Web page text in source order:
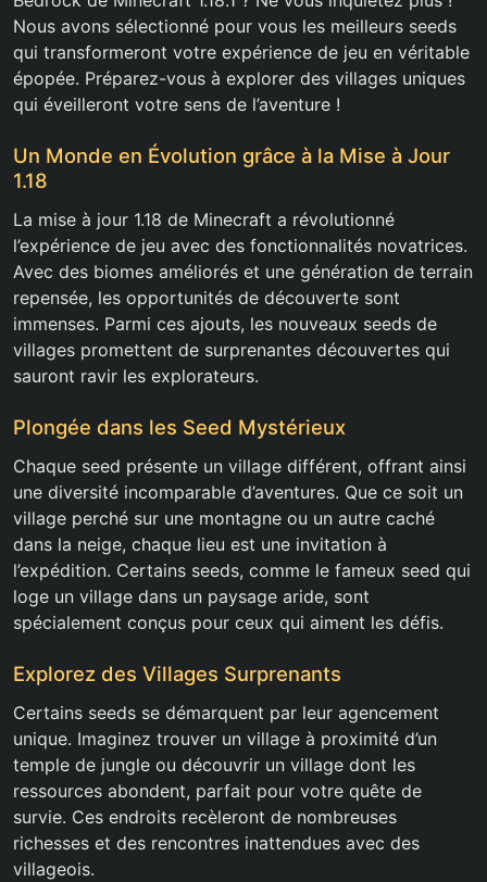
Nous avons sélectionné pour vous les meilleurs seeds
qui transformeront votre expérience de jeu en véritable
épopée. Préparez-vous à explorer des villages uniques
qui éveilleront votre sens de l’aventure !
Un Monde en Évolution grâce à la Mise à Jour
1.18
La mise à jour 1.18 de Minecraft a révolutionné
l’expérience de jeu avec des fonctionnalités novatrices.
Avec des biomes améliorés et une génération de terrain
repensée, les opportunités de découverte sont
immenses. Parmi ces ajouts, les nouveaux seeds de
villages promettent de surprenantes découvertes qui
sauront ravir les explorateurs.
Plongée dans les Seed Mystérieux
Chaque seed présente un village différent, offrant ainsi
une diversité incomparable d’aventures. Que ce soit un
village perché sur une montagne ou un autre caché
dans la neige, chaque lieu est une invitation à
l’expédition. Certains seeds, comme le fameux seed qui
loge un village dans un paysage aride, sont
spécialement conçus pour ceux qui aiment les défis.
Explorez des Villages Surprenants
Certains seeds se démarquent par leur agencement
unique. Imaginez trouver un village à proximité d’un
temple de jungle ou découvrir un village dont les
ressources abondent, parfait pour votre quête de
survie. Ces endroits recèleront de nombreuses
richesses et des rencontres inattendues avec des
villageois.